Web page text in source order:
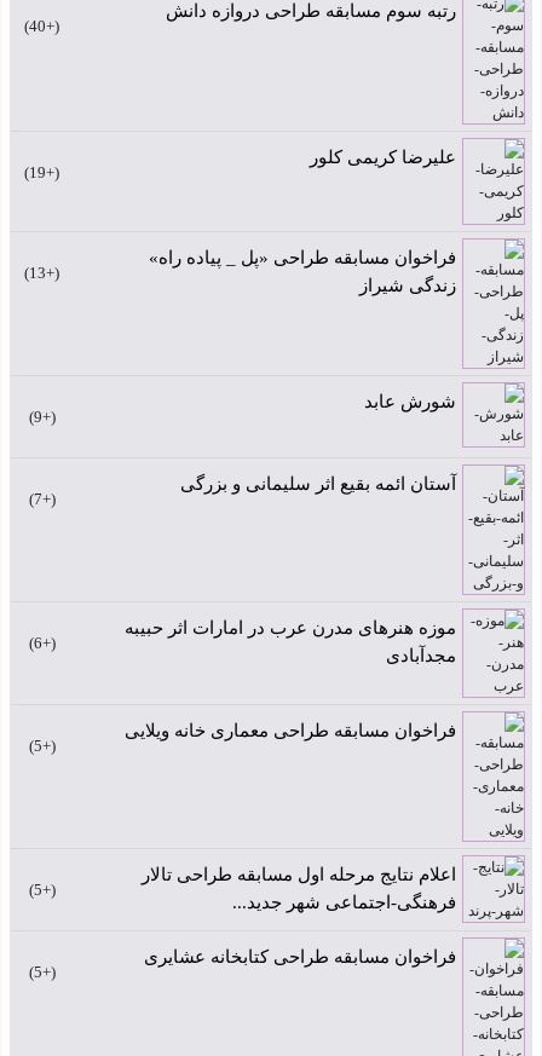
رتبه سوم مسابقه طراحی دروازه دانش
+40
علیرضا کریمی کلور
+19
فراخوان مسابقه طراحی «پل _ پیاده راه»
زندگی شیراز
+13
شورش عابد
+9
آستان ائمه بقیع اثر سلیمانی و بزرگی
+7
موزه هنرهای مدرن عرب در امارات اثر حبیبه
مجدآبادی
+6
فراخوان مسابقه طراحی معماری خانه ویلایی
+5
اعلام نتایج مرحله اول مسابقه طراحی تالار
فرهنگی-اجتماعی شهر جدید...
+5
فراخوان مسابقه طراحی کتابخانه عشایری
+5